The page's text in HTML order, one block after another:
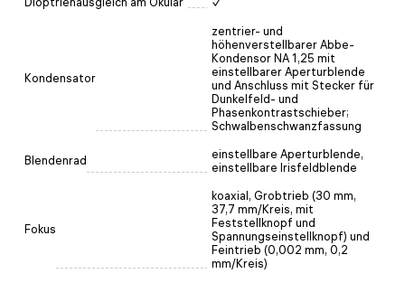
Kondensator
zentrier- und
höhenverstellbarer Abbe-
Kondensor NA 1,25 mit
einstellbarer Aperturblende
und Anschluss mit Stecker für
Dunkelfeld- und
Phasenkontrastschieber;
Schwalbenschwanzfassung
Blendenrad
einstellbare Aperturblende,
einstellbare Irisfeldblende
Fokus
koaxial, Grobtrieb (30 mm,
37,7 mm/Kreis, mit
Feststellknopf und
Spannungseinstellknopf) und
Feintrieb (0,002 mm, 0,2
mm/Kreis)